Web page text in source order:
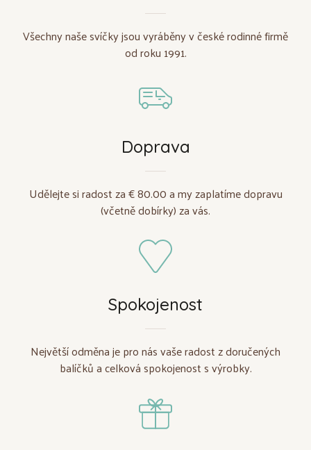
Všechny naše svíčky jsou vyráběny v české rodinné firmě
od roku 1991.
Doprava
Udělejte si radost za € 80.00 a my zaplatíme dopravu
(včetně dobírky) za vás.
Spokojenost
Největší odměna je pro nás vaše radost z doručených
balíčků a celková spokojenost s výrobky.